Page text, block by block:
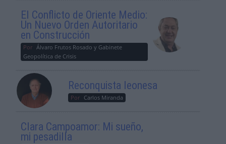
El Conflicto de Oriente Medio:
Un Nuevo Orden Autoritario
en Construcción
Por Álvaro Frutos Rosado y Gabinete
Geopolítica de Crisis
Reconquista leonesa
Por Carlos Miranda
Clara Campoamor: Mi sueño,
mi pesadilla